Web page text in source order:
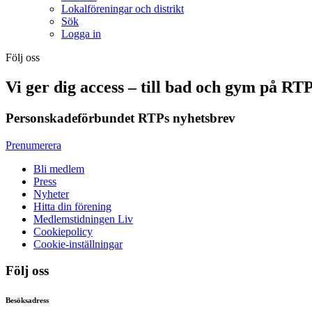
Lokalföreningar och distrikt
Sök
Logga in
Följ oss
Vi ger dig access – till bad och gym på
Personskadeförbundet RTPs nyhetsbrev
Prenumerera
Bli medlem
Press
Nyheter
Hitta din förening
Medlemstidningen Liv
Cookiepolicy
Cookie-inställningar
Följ oss
Besöksadress